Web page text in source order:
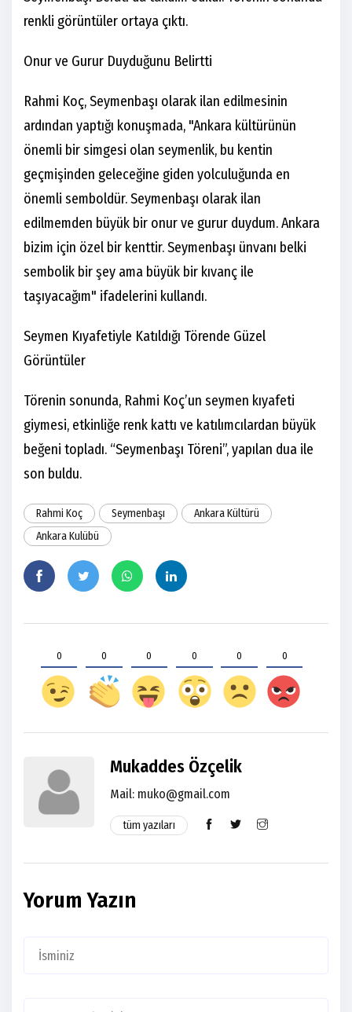
renkli görüntüler ortaya çıktı.
Onur ve Gurur Duyduğunu Belirtti
Rahmi Koç, Seymenbaşı olarak ilan edilmesinin
ardından yaptığı konuşmada, "Ankara kültürünün
önemli bir simgesi olan seymenlik, bu kentin
geçmişinden geleceğine giden yolculuğunda en
önemli semboldür. Seymenbaşı olarak ilan
edilmemden büyük bir onur ve gurur duydum. Ankara
bizim için özel bir kenttir. Seymenbaşı ünvanı belki
sembolik bir şey ama büyük bir kıvanç ile
taşıyacağım" ifadelerini kullandı.
Seymen Kıyafetiyle Katıldığı Törende Güzel
Görüntüler
Törenin sonunda, Rahmi Koç’un seymen kıyafeti
giymesi, etkinliğe renk kattı ve katılımcılardan büyük
beğeni topladı. “Seymenbaşı Töreni”, yapılan dua ile
son buldu.
Rahmi Koç Seymenbaşı
Ankara Kültürü
Ankara Kulübü
0 0 0 0 0 0
Mukaddes Özçelik
Mail: muko@gmail.com
tüm yazıları
Yorum Yazın